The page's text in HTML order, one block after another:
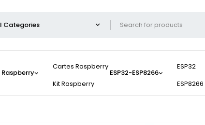
Raspberry
Cartes Raspberry
Kit Raspberry
ESP32-ESP8266
ESP32
ESP8266